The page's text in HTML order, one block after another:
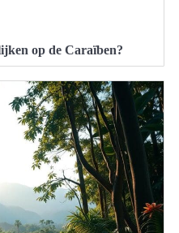
op de Caraïben?